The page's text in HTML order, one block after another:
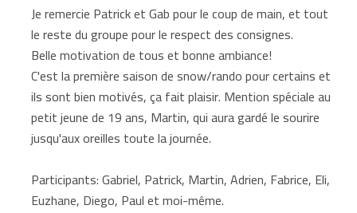
Je remercie Patrick et Gab pour le coup de main, et tout
le reste du groupe pour le respect des consignes.
Belle motivation de tous et bonne ambiance!
C'est la première saison de snow/rando pour certains et
ils sont bien motivés, ça fait plaisir. Mention spéciale au
petit jeune de 19 ans, Martin, qui aura gardé le sourire
jusqu'aux oreilles toute la journée.
Participants: Gabriel, Patrick, Martin, Adrien, Fabrice, Eli,
Euzhane, Diego, Paul et moi-même.